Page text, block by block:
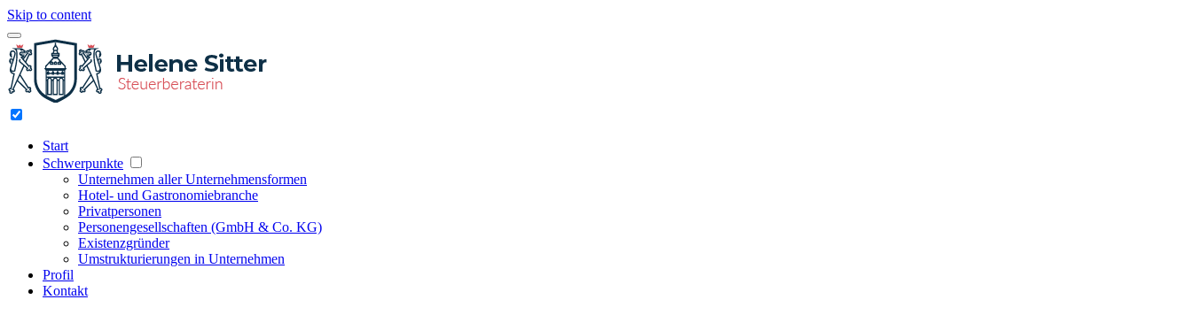
Skip to content
Start
Schwerpunkte
Unternehmen aller Unternehmensformen
Hotel- und Gastronomiebranche
Privatpersonen
Personengesellschaften (GmbH & Co. KG)
Existenzgründer
Umstrukturierungen in Unternehmen
Profil
Kontakt